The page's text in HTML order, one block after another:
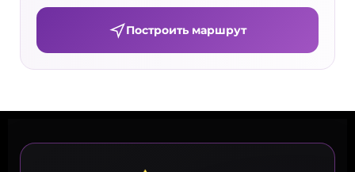
Построить маршрут